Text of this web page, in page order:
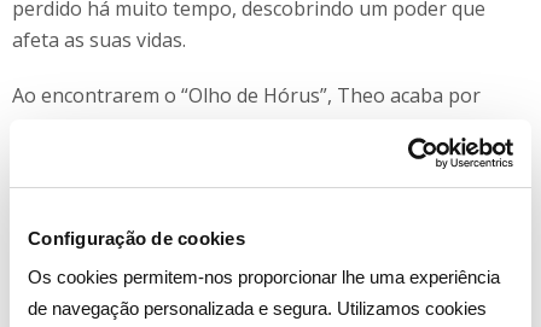
Configuração de cookies
Os cookies permitem-nos proporcionar lhe uma experiência
de navegação personalizada e segura. Utilizamos cookies
perdido há muito tempo, descobrindo um poder que
afeta as suas vidas.
Ao encontrarem o “Olho de Hórus”, Theo acaba por
mistério e o perigo na vida dos dois. Os irmãos juntam-
se com o amigo Will (Nana Agyeman-Bediako) e a
aventuras surpreendentes pelo mundo antigo, em que
tentam vencer as forças do mal.